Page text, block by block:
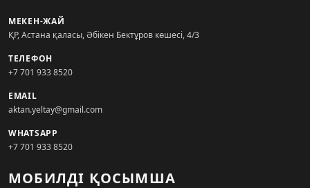
МЕКЕН-ЖАЙ
ҚР, Астана қаласы, Әбікен Бектұров көшесі, 4/3
ТЕЛЕФОН
+7 701 933 8520
EMAIL
aktan.yeltay@gmail.com
WHATSAPP
+7 701 933 8520
МОБИЛДІ ҚОСЫМША